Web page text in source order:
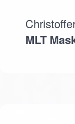
MLT